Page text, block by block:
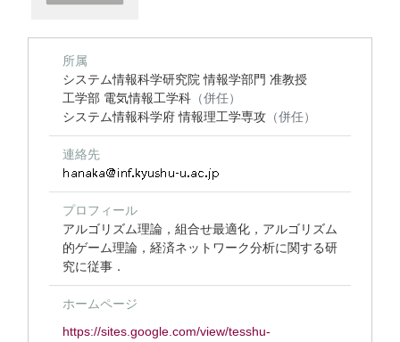
所属
システム情報科学研究院 情報学部門 准教授
工学部 電気情報工学科 （併任）
システム情報科学府 情報理工学専攻 （併任）
連絡先
プロフィール
アルゴリズム理論，組合せ最適化，アルゴリズム
的ゲーム理論，経済ネットワーク分析に関する研
究に従事．
ホームページ
https://sites.google.com/view/tesshu-